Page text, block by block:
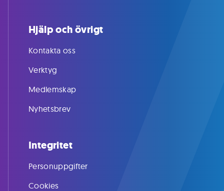
Hjälp och övrigt
Kontakta oss
Verktyg
Medlemskap
Nyhetsbrev
Integritet
Personuppgifter
Cookies